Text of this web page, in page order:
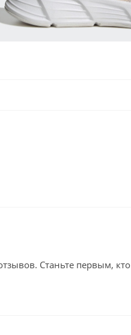
Станьте первым,